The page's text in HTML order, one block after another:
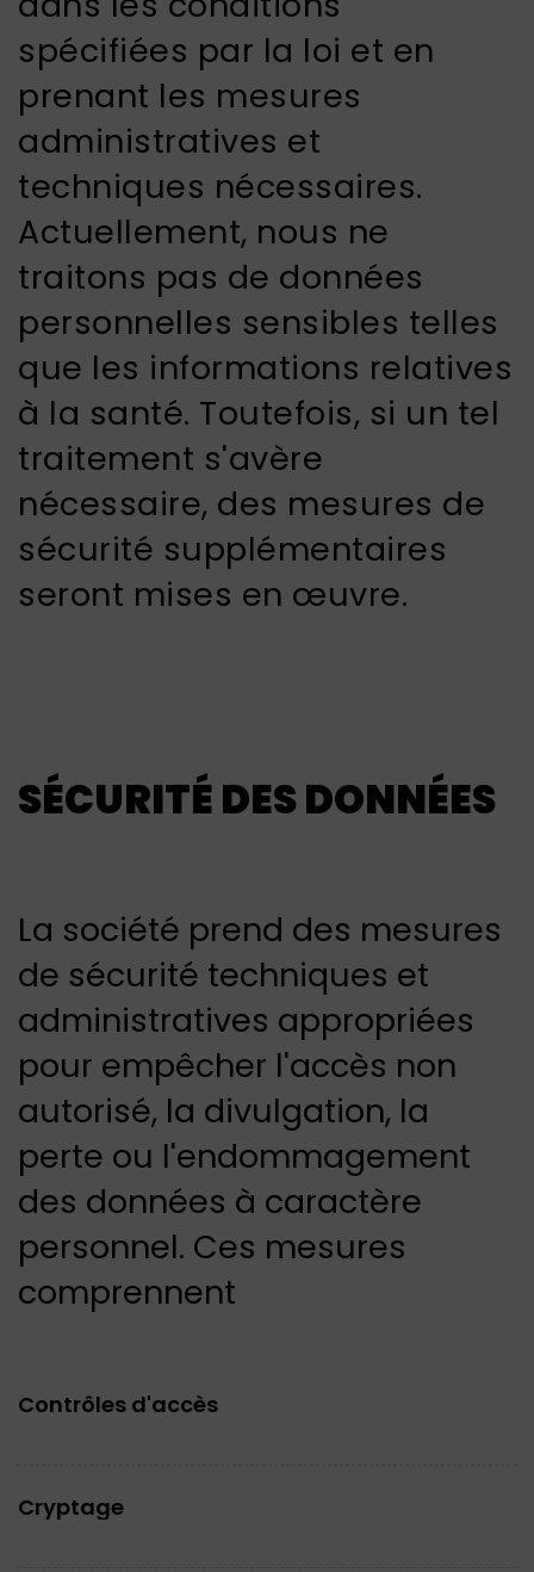
spécifiées par la loi et en
prenant les mesures
administratives et
techniques nécessaires.
Actuellement, nous ne
traitons pas de données
personnelles sensibles telles
que les informations relatives
à la santé. Toutefois, si un tel
traitement s'avère
nécessaire, des mesures de
sécurité supplémentaires
seront mises en œuvre.
SÉCURITÉ DES DONNÉES
La société prend des mesures
de sécurité techniques et
administratives appropriées
pour empêcher l'accès non
autorisé, la divulgation, la
perte ou l'endommagement
des données à caractère
personnel. Ces mesures
comprennent
Contrôles d'accès
Cryptage